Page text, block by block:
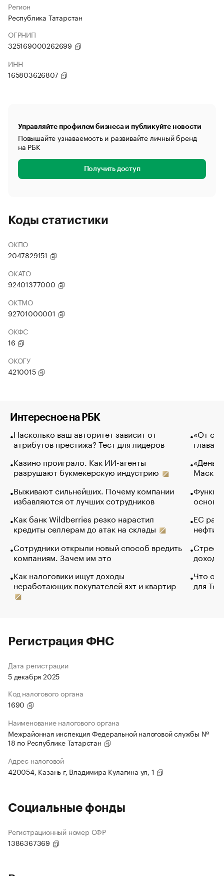
Регион
Республика Татарстан
ОГРНИП
325169000262699
ИНН
165803626807
Управляйте профилем бизнеса и публикуйте новости
Повышайте узнаваемость и развивайте личный бренд
на РБК
Получить доступ
Коды статистики
ОКПО
2047829151
ОКАТО
92401377000
ОКТМО
92701000001
ОКФС
16
ОКОГУ
4210015
Интересное на РБК
Насколько ваш авторитет зависит от
атрибутов престижа? Тест для лидеров
Казино проиграло. Как ИИ-агенты
разрушают букмекерскую индустрию
Выживают сильнейших. Почему компании
избавляются от лучших сотрудников
Как банк Wildberries резко нарастил
кредиты селлерам до атак на склады
Сотрудники открыли новый способ вредить
компаниям. Зачем им это
Как налоговики ищут доходы
неработающих покупателей яхт и квартир
«От
глава
Маск в
основ
ЕС
нефти
Что
для
Регистрация ФНС
Дата регистрации
5 декабря 2025
Код налогового органа
1690
Наименование налогового органа
Межрайонная инспекция Федеральной налоговой службы №
18 по Республике Татарстан
Адрес налоговой
420054, Казань г, Владимира Кулагина ул, 1
Социальные фонды
Регистрационный номер СФР
1386367369